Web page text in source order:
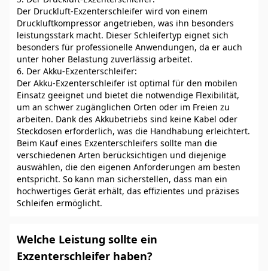
Der Druckluft-Exzenterschleifer wird von einem
Druckluftkompressor angetrieben, was ihn besonders
leistungsstark macht. Dieser Schleifertyp eignet sich
besonders für professionelle Anwendungen, da er auch
unter hoher Belastung zuverlässig arbeitet.
6. Der Akku-Exzenterschleifer:
Der Akku-Exzenterschleifer ist optimal für den mobilen
Einsatz geeignet und bietet die notwendige Flexibilität,
um an schwer zugänglichen Orten oder im Freien zu
arbeiten. Dank des Akkubetriebs sind keine Kabel oder
Steckdosen erforderlich, was die Handhabung erleichtert.
Beim Kauf eines Exzenterschleifers sollte man die
verschiedenen Arten berücksichtigen und diejenige
auswählen, die den eigenen Anforderungen am besten
entspricht. So kann man sicherstellen, dass man ein
hochwertiges Gerät erhält, das effizientes und präzises
Schleifen ermöglicht.
Welche Leistung sollte ein
Exzenterschleifer haben?